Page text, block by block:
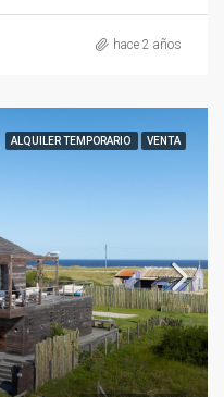
hace 2 años
ALQUILER TEMPORARIO VENTA